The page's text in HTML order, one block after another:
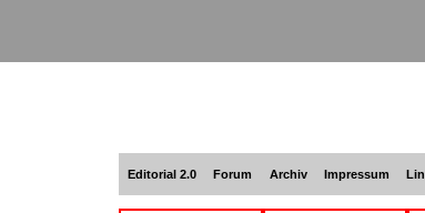
Editorial 2.0 Forum Archiv Impressum